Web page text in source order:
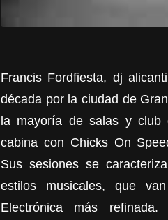
Francis Fordfiesta, dj
década por la ciudad de
la mayoría de salas y club
cabina con Chicks On
Sus sesiones se
estilos musicales, que
Electrónica más